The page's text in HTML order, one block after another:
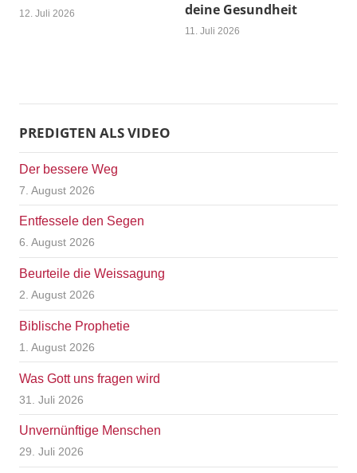
12. Juli 2026
deine Gesundheit
11. Juli 2026
PREDIGTEN ALS VIDEO
Der bessere Weg
7. August 2026
Entfessele den Segen
6. August 2026
Beurteile die Weissagung
2. August 2026
Biblische Prophetie
1. August 2026
Was Gott uns fragen wird
31. Juli 2026
Unvernünftige Menschen
29. Juli 2026